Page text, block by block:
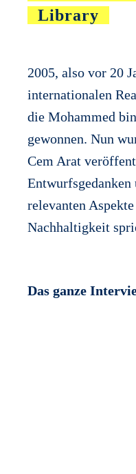
Library
2005, also vor 20
internationalen
die Mohammed
gewonnen. Nun
Cem Arat
Entwurfsgedanken
relevanten
Nachhaltigkeit
Das ganze